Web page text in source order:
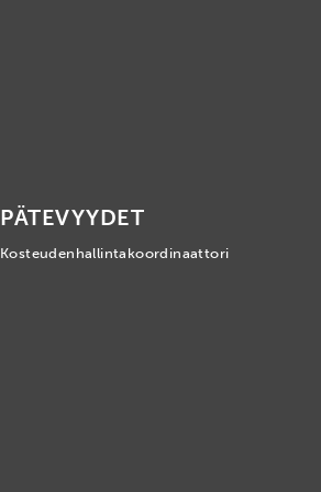
PÄTEVYYDET
Kosteudenhallintakoordinaattori